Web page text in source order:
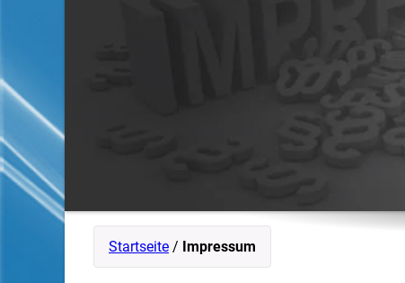
Startseite / Impressum